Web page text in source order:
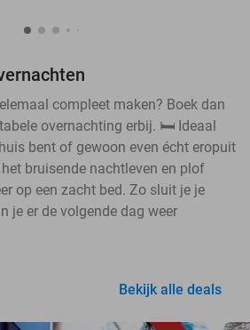
compleet maken? Boek dan
overnachting erbij. 🛏️ Ideaal
bent of gewoon even écht eropuit
bruisende nachtleven en plof
op een zacht bed. Zo sluit je je
je er de volgende dag weer
Bekijk alle deals